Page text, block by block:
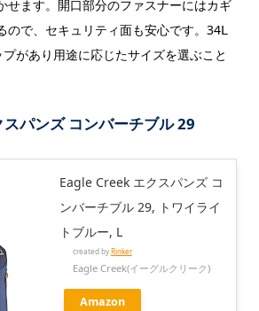
せます。開口部分のファスナーにはカギ
ので、セキュリティ面も安心です。34Ⅼ
があり用途に応じたサイズを選ぶこと
パンズ コンバーチブル 29
Eagle Creek エクスパンズ コ
ンバーチブル 29, トワイライ
トブルー, L
created byRinker
Eagle Creek(イーグルクリーク)
Amazon